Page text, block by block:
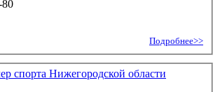
80
Подробнее>>
спорта Нижегородской области